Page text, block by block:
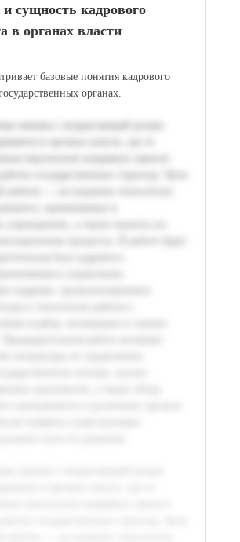
сущность кадрового
в органах власти
базовые понятия кадрового
органах.